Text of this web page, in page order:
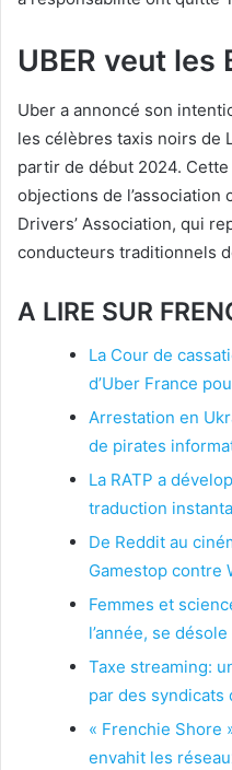
UBER veut les
Uber a annoncé son
les célèbres taxis noirs de
partir de début 2024.
objections de l’association
Drivers’ Association, qui
conducteurs traditionnels
A LIRE SUR
La Cour de
d’Uber France
Arrestation en
de pirates
La RATP a
traduction
De Reddit au
Gamestop contre
Femmes et
l’année, se
Taxe streaming:
par des syndicats
« Frenchie Shore
envahit les